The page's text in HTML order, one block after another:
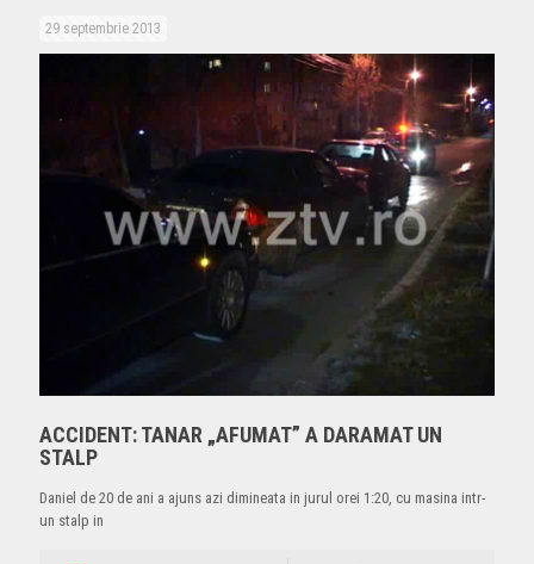
29 septembrie 2013
ACCIDENT: TANAR „AFUMAT” A DARAMAT UN
STALP
Daniel de 20 de ani a ajuns azi dimineata in jurul orei 1:20, cu masina intr-
un stalp in